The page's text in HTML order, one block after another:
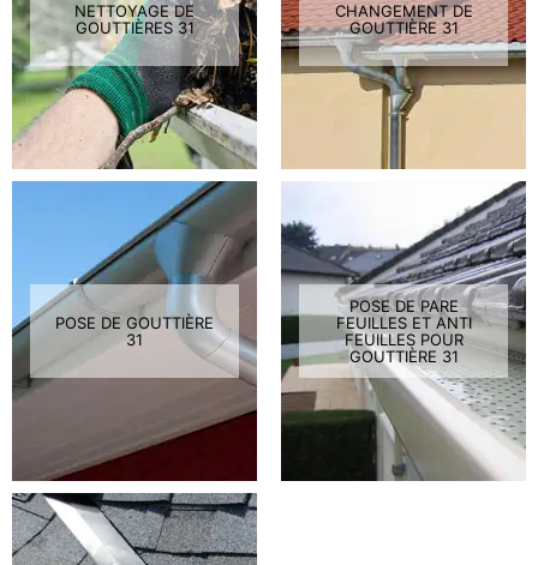
NETTOYAGE DE
GOUTTIÈRES 31
CHANGEMENT DE
GOUTTIÈRE 31
POSE DE GOUTTIÈRE
31
POSE DE PARE
FEUILLES ET ANTI
FEUILLES POUR
GOUTTIÈRE 31